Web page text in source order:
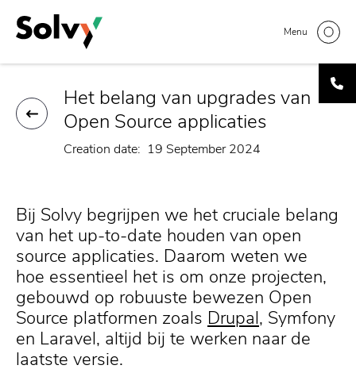
main
content
Menu
Breadcrumb
Home
Het belang van upgrades van Open Source
applicaties
Het belang van upgrades van
Open Source applicaties
Creation date 19 September 2024
Bij Solvy begrijpen we het cruciale belang
van het up-to-date houden van open
source applicaties. Daarom weten we
hoe essentieel het is om onze projecten,
gebouwd op robuuste bewezen Open
Source platformen zoals Drupal, Symfony
en Laravel, altijd bij te werken naar de
laatste versie.